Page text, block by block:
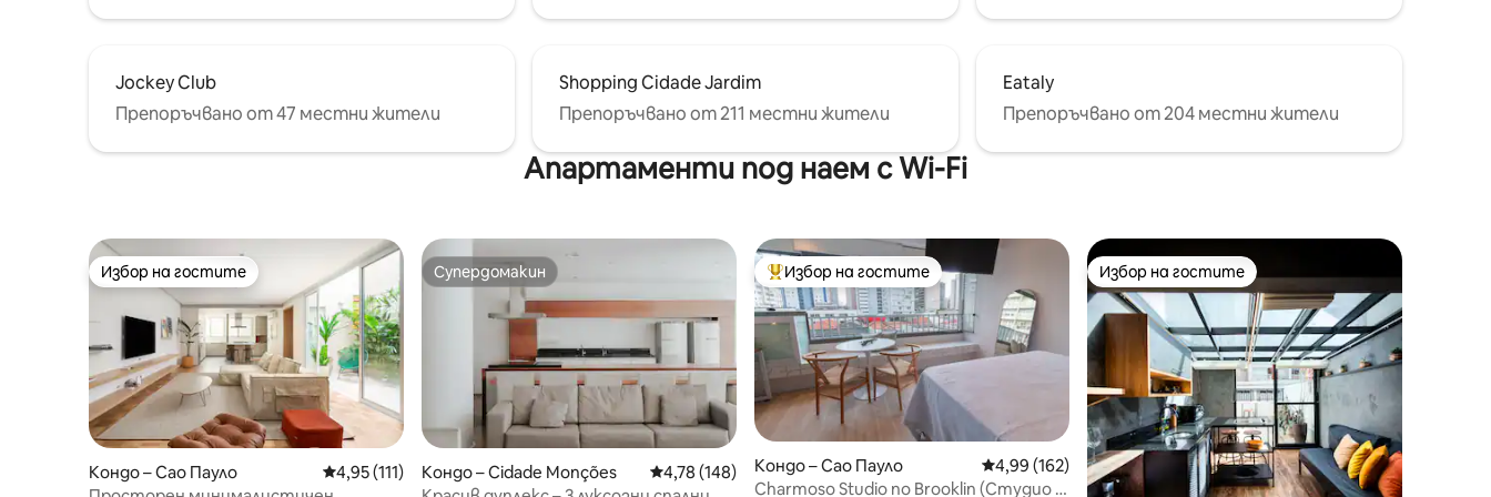
Jockey Club
Препоръчвано от 47 местни жители
Shopping Cidade Jardim
Препоръчвано от 211 местни жители
Eataly
Препоръчвано от 204 местни жители
Апартаменти под наем с Wi-Fi
Избор на гостите
Избор на гостите
Кондо – Сао Пауло Средна оценка: 4,95 от 5, 111 отзива
4,95 (111)
Супердомакин
Супердомакин
Кондо – Cidade Monções Средна оценка: 4,78 от 5, 148 отзива
4,78 (148)
Най-популярен избор на гостите
Избор на гостите
Кондо – Сао Пауло Средна оценка: 4,99 от 5, 162 отзива
4,99 (162)
Charmoso Studio no Brooklin (Студио в
Избор на гостите
Избор на гостите